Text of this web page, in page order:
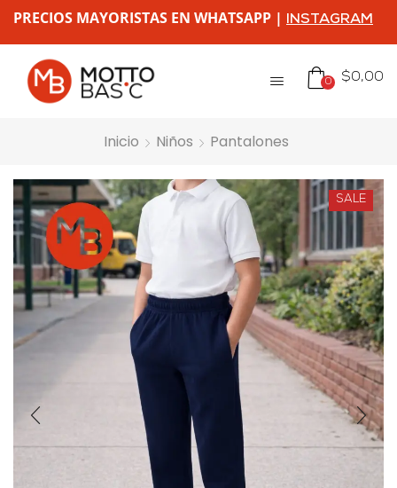
PRECIOS MAYORISTAS EN WHATSAPP | INSTAGRAM
0 $0,00
Inicio Niños Pantalones
SALE